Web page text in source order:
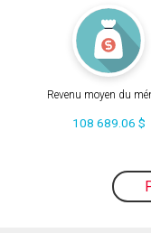
Revenu moyen du
108 689.06 $